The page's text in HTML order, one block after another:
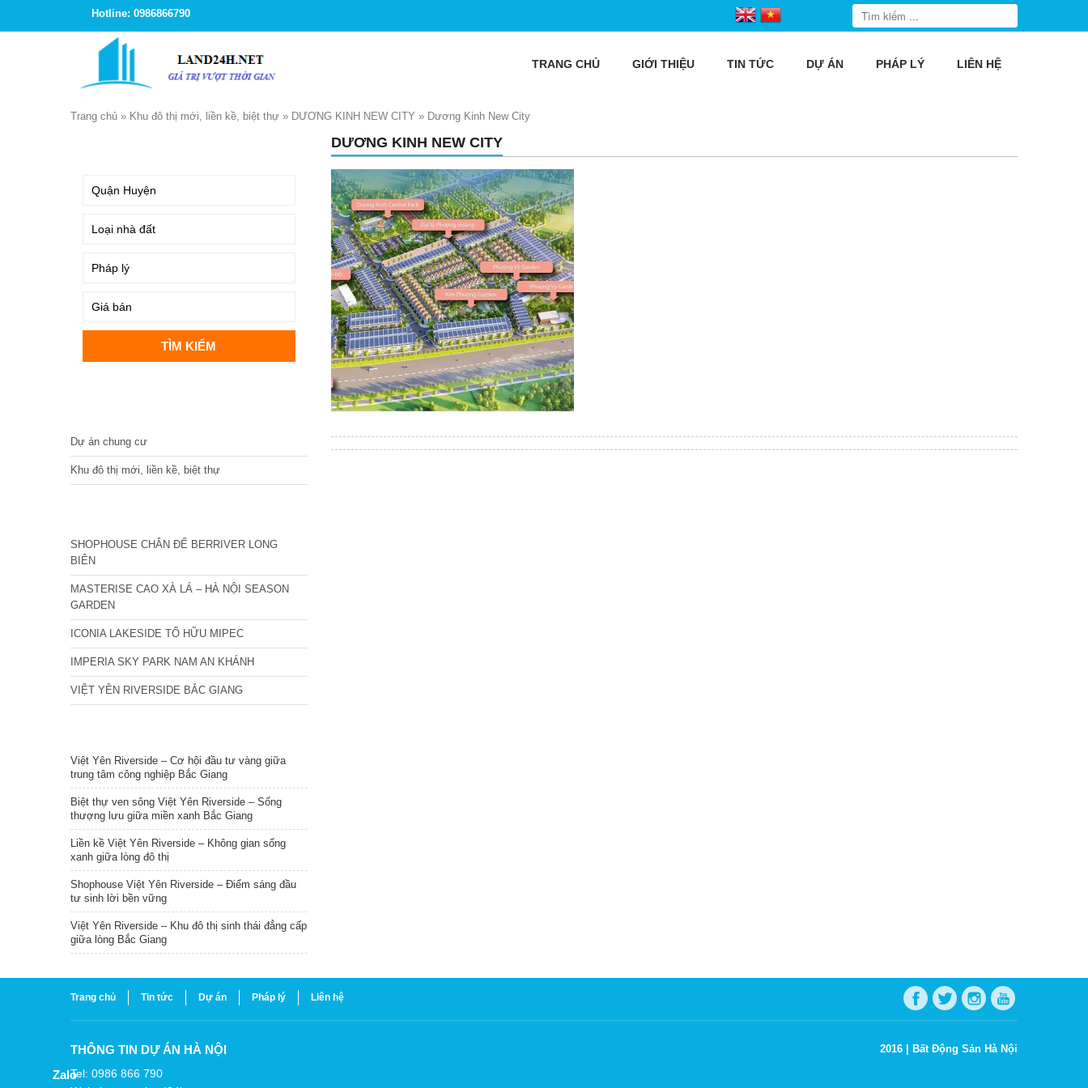
Hotline: 0986866790
TRANG CHỦ GIỚI THIỆU TIN TỨC DỰ ÁN PHÁP LÝ LIÊN HỆ
Trang chủ » Khu đô thị mới, liền kề, biệt thự » DƯƠNG KINH NEW CITY » Dương Kinh New City
DƯƠNG KINH NEW CITY
Dự án chung cư
Khu đô thị mới, liền kề, biệt thự
SHOPHOUSE CHÂN ĐẾ BERRIVER LONG
BIÊN
MASTERISE CAO XÀ LÁ – HÀ NỘI SEASON
GARDEN
ICONIA LAKESIDE TỐ HỮU MIPEC
IMPERIA SKY PARK NAM AN KHÁNH
VIỆT YÊN RIVERSIDE BẮC GIANG
Việt Yên Riverside – Cơ hội đầu tư vàng giữa
trung tâm công nghiệp Bắc Giang
Biệt thự ven sông Việt Yên Riverside – Sống
thượng lưu giữa miền xanh Bắc Giang
Liền kề Việt Yên Riverside – Không gian sống
xanh giữa lòng đô thị
Shophouse Việt Yên Riverside – Điểm sáng đầu
tư sinh lời bền vững
Việt Yên Riverside – Khu đô thị sinh thái đẳng cấp
giữa lòng Bắc Giang
Trang chủ Tin tức Dự án Pháp lý Liên hệ
THÔNG TIN DỰ ÁN HÀ NỘI
Tel: 0986 866 790
2016 | Bất Động Sản Hà Nội
Zalo